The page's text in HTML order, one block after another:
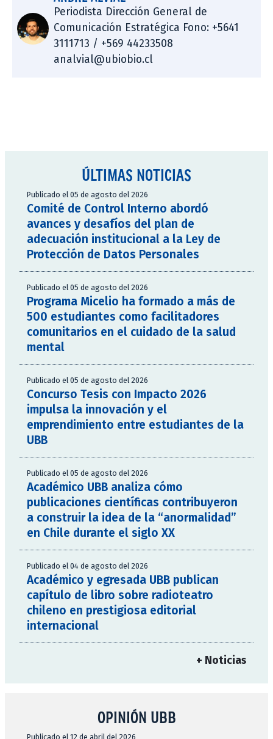
Periodista Dirección General de
Comunicación Estratégica Fono: +5641
3111713 / +569 44233508
analvial@ubiobio.cl
ÚLTIMAS NOTICIAS
Publicado el 05 de agosto del 2026
Comité de Control Interno abordó
avances y desafíos del plan de
adecuación institucional a la Ley de
Protección de Datos Personales
Publicado el 05 de agosto del 2026
Programa Micelio ha formado a más de
500 estudiantes como facilitadores
comunitarios en el cuidado de la salud
mental
Publicado el 05 de agosto del 2026
Concurso Tesis con Impacto 2026
impulsa la innovación y el
emprendimiento entre estudiantes de la
UBB
Publicado el 05 de agosto del 2026
Académico UBB analiza cómo
publicaciones científicas contribuyeron
a construir la idea de la “anormalidad”
en Chile durante el siglo XX
Publicado el 04 de agosto del 2026
Académico y egresada UBB publican
capítulo de libro sobre radioteatro
chileno en prestigiosa editorial
internacional
+ Noticias
OPINIÓN UBB
Publicado el 12 de abril del 2026